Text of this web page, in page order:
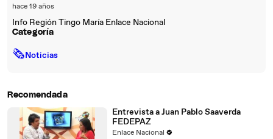
hace 19 años
Info Región Tingo María Enlace Nacional
Categoría
🗞Noticias
Recomendada
Entrevista a Juan Pablo Saaverda
FEDEPAZ
Enlace Nacional